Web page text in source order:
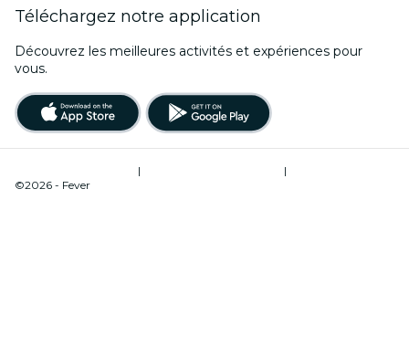
Téléchargez notre application
Découvrez les meilleures activités et expériences pour
vous.
| |
©2026 - Fever